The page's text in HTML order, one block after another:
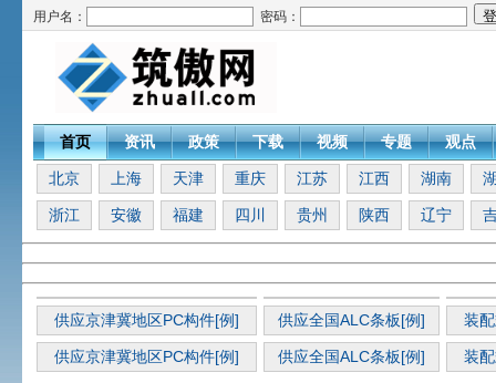
用户名： 密码：
首页 资讯 政策 下载 视频 专题 观点
北京 上海 天津 重庆 江苏 江西 湖南
浙江 安徽 福建 四川 贵州 陕西 辽宁
供应京津冀地区PC构件[例] 供应全国ALC条板[例] 装
供应京津冀地区PC构件[例] 供应全国ALC条板[例] 装